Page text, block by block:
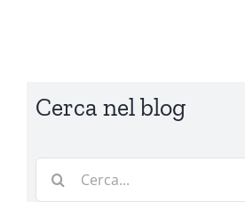
Cerca nel blog
Cerca